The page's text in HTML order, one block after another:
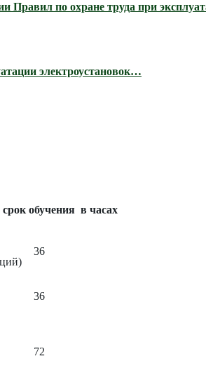
по охране труда при
электроустановок…
в часах
36
36
72